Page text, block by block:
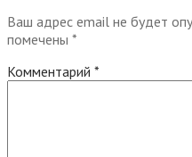
Ваш адрес email не будет
помечены *
Комментарий *